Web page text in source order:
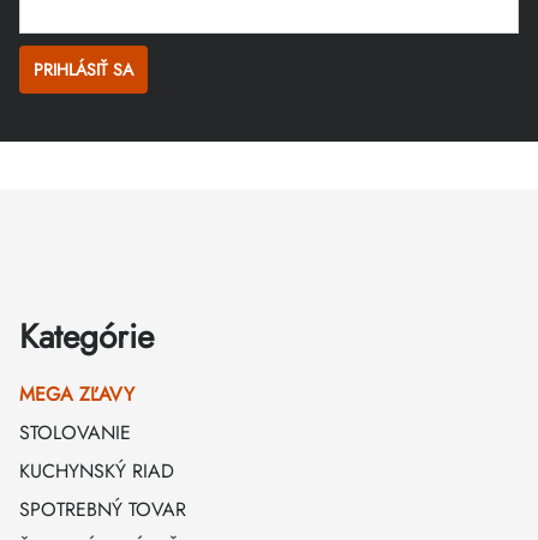
PRIHLÁSIŤ SA
Kategórie
MEGA ZĽAVY
STOLOVANIE
KUCHYNSKÝ RIAD
SPOTREBNÝ TOVAR